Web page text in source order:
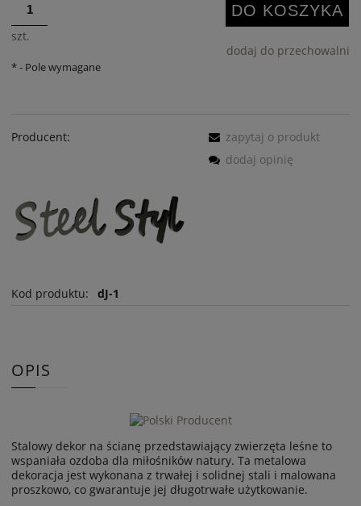
szt.
DO KOSZYKA
dodaj do przechowalni
*- Pole wymagane
Producent:
Kod produktu: dJ-1
zapytaj o produkt
dodaj opinię
OPIS
Stalowy dekor na ścianę przedstawiający zwierzęta leśne to
wspaniała ozdoba dla miłośników natury. Ta metalowa
dekoracja jest wykonana z trwałej i solidnej stali i malowana
proszkowo, co gwarantuje jej długotrwałe użytkowanie.